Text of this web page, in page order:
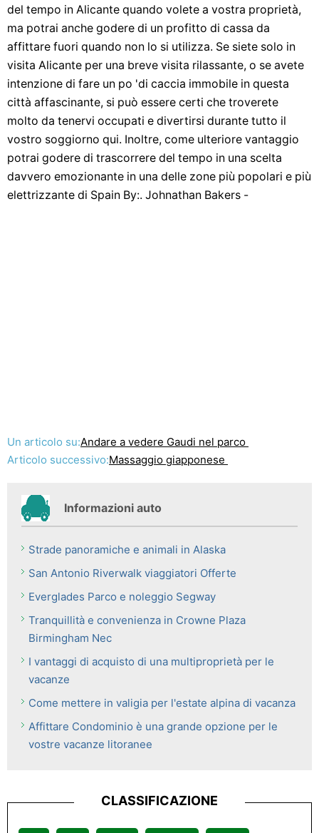
del tempo in Alicante quando volete a vostra proprietà,
ma potrai anche godere di un profitto di cassa da
affittare fuori quando non lo si utilizza. Se siete solo in
visita Alicante per una breve visita rilassante, o se avete
intenzione di fare un po 'di caccia immobile in questa
città affascinante, si può essere certi che troverete
molto da tenervi occupati e divertirsi durante tutto il
vostro soggiorno qui. Inoltre, come ulteriore vantaggio
potrai godere di trascorrere del tempo in una scelta
davvero emozionante in una delle zone più popolari e più
elettrizzante di Spain By:. Johnathan Bakers -
Un articolo su:Andare a vedere Gaudi nel parco
Articolo successivo:Massaggio giapponese
Informazioni auto
Strade panoramiche e animali in Alaska
San Antonio Riverwalk viaggiatori Offerte
Everglades Parco e noleggio Segway
Tranquillità e convenienza in Crowne Plaza
Birmingham Nec
I vantaggi di acquisto di una multiproprietà per le
vacanze
Come mettere in valigia per l'estate alpina di vacanza
Affittare Condominio è una grande opzione per le
vostre vacanze litoranee
CLASSIFICAZIONE